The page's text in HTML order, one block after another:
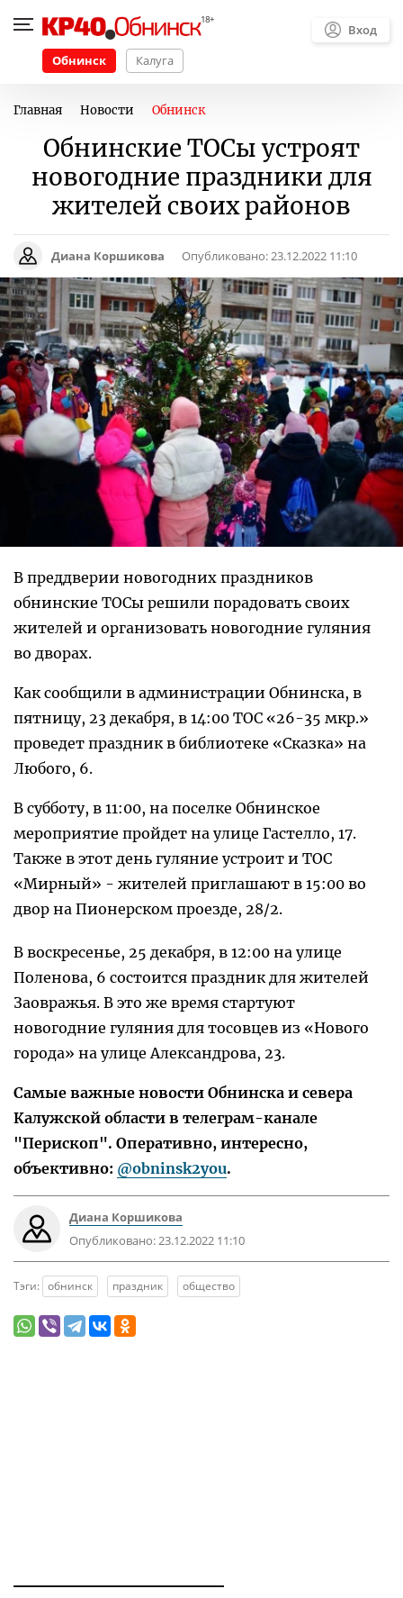
Обнинск Калуга
Вход
Главная Новости Обнинск
Обнинские ТОСы устроят
новогодние праздники для
жителей своих районов
Диана Коршикова Опубликовано:23.12.2022 11:10
В преддверии новогодних праздников
обнинские ТОСы решили порадовать своих
жителей и организовать новогодние гуляния
во дворах.
Как сообщили в администрации Обнинска, в
пятницу, 23 декабря, в 14:00 ТОС «26-35 мкр.»
проведет праздник в библиотеке «Сказка» на
Любого, 6.
В субботу, в 11:00, на поселке Обнинское
мероприятие пройдет на улице Гастелло, 17.
Также в этот день гуляние устроит и ТОС
«Мирный» - жителей приглашают в 15:00 во
двор на Пионерском проезде, 28/2.
В воскресенье, 25 декабря, в 12:00 на улице
Поленова, 6 состоится праздник для жителей
Заовражья. В это же время стартуют
новогодние гуляния для тосовцев из «Нового
города» на улице Александрова, 23.
Самые важные новости Обнинска и севера
Калужской области в телеграм-канале
"Перископ". Оперативно, интересно,
объективно: @obninsk2you.
Диана Коршикова
Опубликовано:23.12.2022 11:10
Тэги: обнинск праздник общество